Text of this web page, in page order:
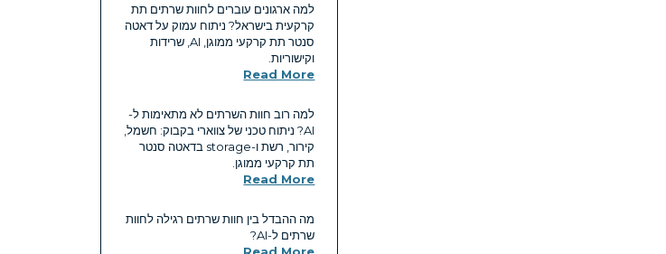
למה ארגונים עוברים לחוות שרתים תת
קרקעית בישראל? ניתוח עמוק על דאטה
סנטר תת קרקעי ממוגן, AI, שרידות
וקישוריות.
Read More
למה רוב חוות השרתים לא מתאימות ל-
AI? ניתוח טכני של צווארי בקבוק: חשמל,
קירור, רשת ו-storage בדאטה סנטר
תת קרקעי ממוגן.
Read More
מה ההבדל בין חוות שרתים רגילה לחוות
שרתים ל-AI?